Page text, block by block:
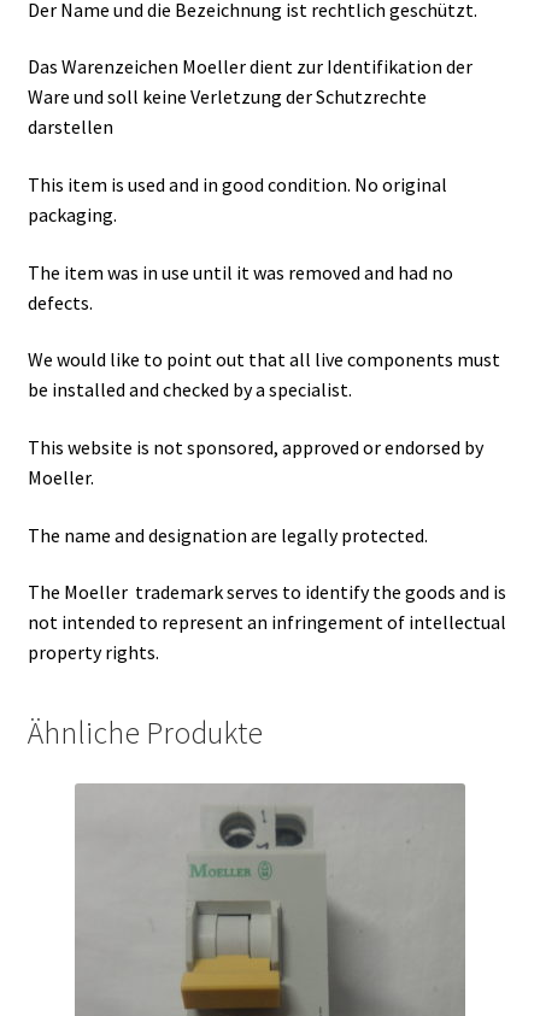
Der Name und die Bezeichnung ist rechtlich geschützt.
Das Warenzeichen Moeller dient zur Identifikation der
Ware und soll keine Verletzung der Schutzrechte
darstellen
This item is used and in good condition. No original
packaging.
The item was in use until it was removed and had no
defects.
We would like to point out that all live components must
be installed and checked by a specialist.
This website is not sponsored, approved or endorsed by
Moeller.
The name and designation are legally protected.
The Moeller trademark serves to identify the goods and is
not intended to represent an infringement of intellectual
property rights.
Ähnliche Produkte